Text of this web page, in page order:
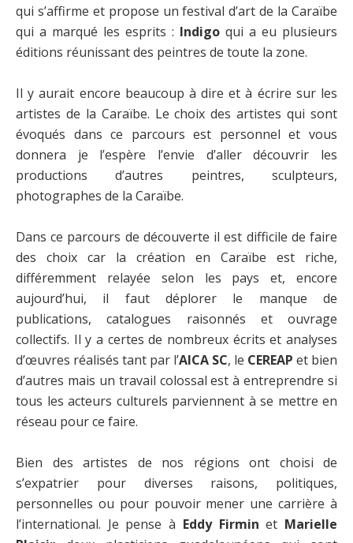
qui s’affirme et propose un festival d’art de la Caraïbe
qui a marqué les esprits : Indigo qui a eu plusieurs
éditions réunissant des peintres de toute la zone.
Il y aurait encore beaucoup à dire et à écrire sur les
artistes de la Caraïbe. Le choix des artistes qui sont
évoqués dans ce parcours est personnel et vous
donnera je l’espère l’envie d’aller découvrir les
productions d’autres peintres, sculpteurs,
photographes de la Caraïbe.
Dans ce parcours de découverte il est difficile de faire
des choix car la création en Caraïbe est riche,
différemment relayée selon les pays et, encore
aujourd’hui, il faut déplorer le manque de
publications, catalogues raisonnés et ouvrage
collectifs. Il y a certes de nombreux écrits et analyses
d’œuvres réalisés tant par l’AICA SC, le CEREAP et bien
d’autres mais un travail colossal est à entreprendre si
tous les acteurs culturels parviennent à se mettre en
réseau pour ce faire.
Bien des artistes de nos régions ont choisi de
s’expatrier pour diverses raisons, politiques,
personnelles ou pour pouvoir mener une carrière à
l’international. Je pense à Eddy Firmin et Marielle